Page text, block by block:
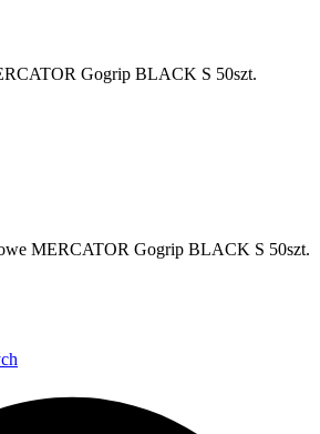
Gogrip BLACK S 50szt.
MERCATOR Gogrip BLACK S 50szt.